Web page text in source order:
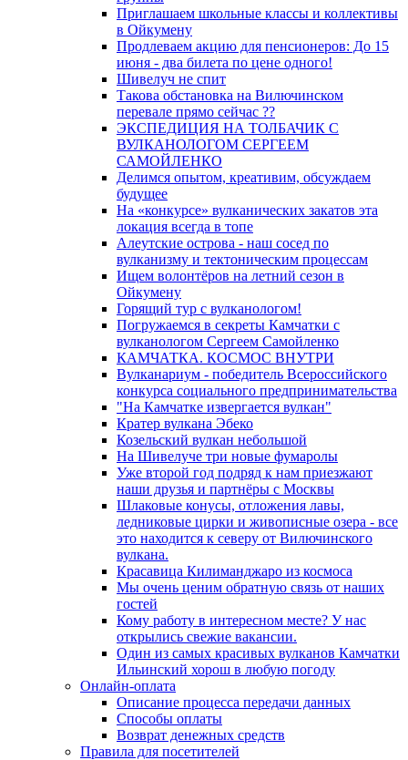
Приглашаем школьные классы и коллективы
в Ойкумену
Продлеваем акцию для пенсионеров: До 15
июня - два билета по цене одного!
Шивелуч не спит
Такова обстановка на Вилючинском
перевале прямо сейчас ??
ЭКСПЕДИЦИЯ НА ТОЛБАЧИК С
ВУЛКАНОЛОГОМ СЕРГЕЕМ
САМОЙЛЕНКО
Делимся опытом, креативим, обсуждаем
будущее
На «конкурсе» вулканических закатов эта
локация всегда в топе
Алеутские острова - наш сосед по
вулканизму и тектоническим процессам
Ищем волонтёров на летний сезон в
Ойкумену
Горящий тур с вулканологом!
Погружаемся в секреты Камчатки с
вулканологом Сергеем Самойленко
КАМЧАТКА. КОСМОС ВНУТРИ
Вулканариум - победитель Всероссийского
конкурса социального предпринимательства
"На Камчатке извергается вулкан"
Кратер вулкана Эбеко
Козельский вулкан небольшой
На Шивелуче три новые фумаролы
Уже второй год подряд к нам приезжают
наши друзья и партнёры с Москвы
Шлаковые конусы, отложения лавы,
ледниковые цирки и живописные озера - все
это находится к северу от Вилючинского
вулкана.
Красавица Килиманджаро из космоса
Мы очень ценим обратную связь от наших
гостей
Кому работу в интересном месте? У нас
открылись свежие вакансии.
Один из самых красивых вулканов Камчатки
Ильинский хорош в любую погоду
Онлайн-оплата
Описание процесса передачи данных
Способы оплаты
Возврат денежных средств
Правила для посетителей